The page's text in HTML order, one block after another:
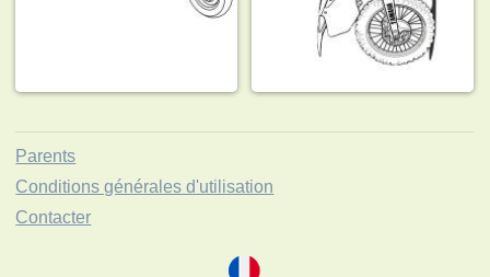
Parents
Conditions générales d'utilisation
Contacter